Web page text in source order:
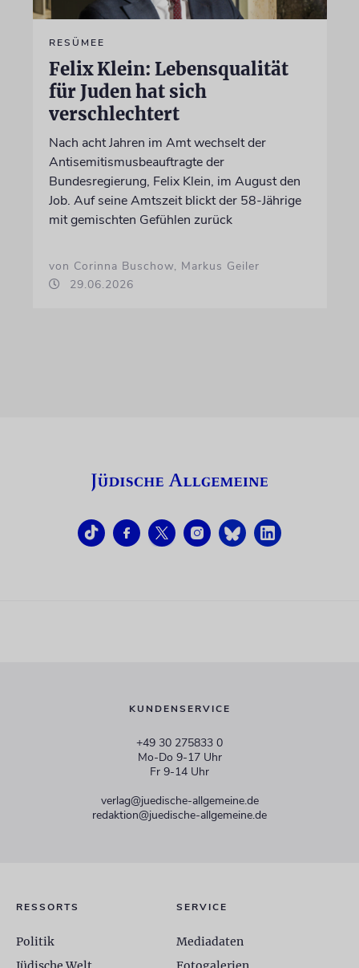
RESÜMEE
Felix Klein: Lebensqualität
für Juden hat sich
verschlechtert
Nach acht Jahren im Amt wechselt der
Antisemitismusbeauftragte der
Bundesregierung, Felix Klein, im August den
Job. Auf seine Amtszeit blickt der 58-Jährige
mit gemischten Gefühlen zurück
von Corinna Buschow, Markus Geiler
29.06.2026
KUNDENSERVICE
+49 30 275833 0
Mo-Do 9-17 Uhr
Fr 9-14 Uhr
verlag@juedische-allgemeine.de
redaktion@juedische-allgemeine.de
RESSORTS
Politik
SERVICE
Mediadaten